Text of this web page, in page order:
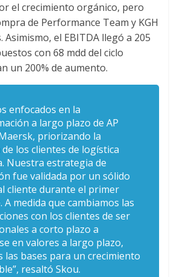
el crecimiento orgánico, pero
de Performance Team y KGH
Asimismo, el EBITDA llegó a 205
con 68 mdd del ciclo
un 200% de aumento.
enfocados en la
a largo plazo de AP
priorizando la
los clientes de logística
Nuestra estrategia de
fue validada por un sólido
cliente durante el primer
medida que cambiamos las
con los clientes de ser
a corto plazo a
en valores a largo plazo,
las bases para un crecimiento
resaltó Skou.